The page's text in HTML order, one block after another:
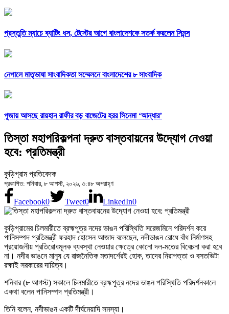
প্রস্তুতি ম্যাচে ব্যাটিং ধস, টেস্টের আগে বাংলাদেশকে সতর্ক করলেন সিমন্স
নেপালে মাতৃভাষা সাংবাদিকতা সম্মেলনে বাংলাদেশের ৮ সাংবাদিক
পূজায় আসছে রায়হান রাফীর বড় বাজেটের হরর সিনেমা ‘আন্ধার’
তিস্তা মহাপরিকল্পনা দ্রুত বাস্তবায়নের উদ্যোগ নেওয়া
হবে: প্রতিমন্ত্রী
কুড়িগ্রাম প্রতিবেদক
প্রকাশিত: শনিবার, ৮ আগস্ট, ২০২৬, ৩:৪৮ অপরাহ্ণ
Facebook0 Tweet0 LinkedIn0
কুড়িগ্রামের চিলমারীতে ব্রহ্মপুত্র নদের ভাঙন পরিস্থিতি সরেজমিনে পরিদর্শন করে
পানিসম্পদ প্রতিমন্ত্রী ফরহাদ হোসেন আজাদ বলেছেন, নদীভাঙন রোধে বাঁধ নির্মাণসহ
প্রয়োজনীয় প্রতিরোধমূলক ব্যবস্থা নেওয়ার ক্ষেত্রে কোনো দল-মতের বিবেচনা করা হবে
না। নদীর ভাঙনে মানুষ যে রাজনৈতিক মতাদর্শেরই হোক, তাদের নিরাপত্তা ও বসতভিটা
রক্ষাই সরকারের দায়িত্ব।
শনিবার (৮ আগস্ট) সকালে চিলমারীতে ব্রহ্মপুত্র নদের ভাঙন পরিস্থিতি পরিদর্শনকালে
একথা বলেন পানিসম্পদ প্রতিমন্ত্রী।
তিনি বলেন, নদীভাঙন একটি দীর্ঘমেয়াদি সমস্যা।